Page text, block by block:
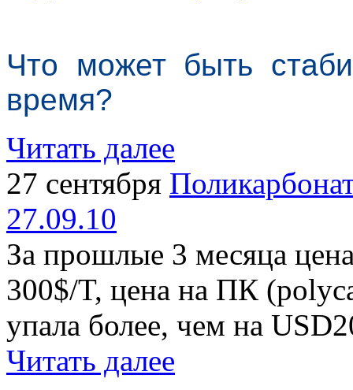
Что может быть
время?
Читать далее
27 сентября
27.09.10
За прошлые 3 месяца
300$/T, цена на ПК
упала более, чем на
Читать далее